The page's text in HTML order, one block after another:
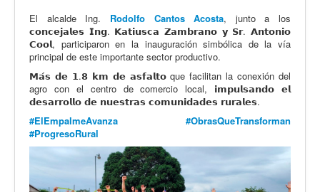
El alcalde Ing. Rodolfo Cantos Acosta, junto a los
𝗰𝗼𝗻𝗰𝗲𝗷𝗮𝗹𝗲𝘀 𝗜𝗻𝗴. 𝗞𝗮𝘁𝗶𝘂𝘀𝗰𝗮 𝗭𝗮𝗺𝗯𝗿𝗮𝗻𝗼 𝘆 𝗦𝗿. 𝗔𝗻𝘁𝗼𝗻𝗶𝗼
𝗖𝗼𝗼𝗹, participaron en la inauguración simbólica de la vía
principal de este importante sector productivo.
𝗠𝗮́𝘀 𝗱𝗲 𝟭.𝟴 𝗸𝗺 𝗱𝗲 𝗮𝘀𝗳𝗮𝗹𝘁𝗼 que facilitan la conexión del
agro con el centro de comercio local, 𝗶𝗺𝗽𝘂𝗹𝘀𝗮𝗻𝗱𝗼 𝗲𝗹
𝗱𝗲𝘀𝗮𝗿𝗿𝗼𝗹𝗹𝗼 𝗱𝗲 𝗻𝘂𝗲𝘀𝘁𝗿𝗮𝘀 𝗰𝗼𝗺𝘂𝗻𝗶𝗱𝗮𝗱𝗲𝘀 𝗿𝘂𝗿𝗮𝗹𝗲𝘀.
#ElEmpalmeAvanza
#ObrasQueTransforman
#ProgresoRural